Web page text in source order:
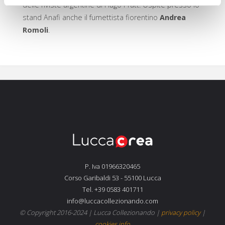
delle riviste argentine di Hugo Pratt. Ospite presso lo
stand Anafi anche il fumettista fiorentino Andrea
Romoli.
P. Iva 01966320465
Corso Garibaldi 53 - 55100 Lucca
Tel. +39 0583 401711
info@luccacollezionando.com
© Copyright 2016-2024 | Lucca Collezionando | privacy policy|